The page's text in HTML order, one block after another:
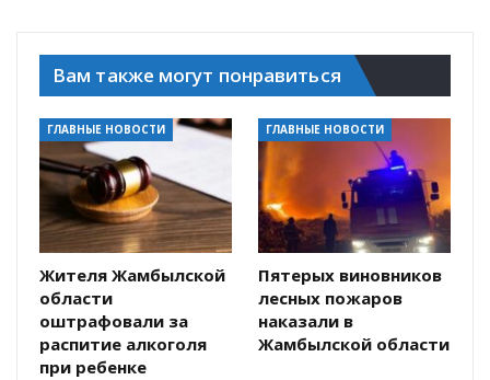
Вам также могут понравиться
ГЛАВНЫЕ НОВОСТИ
Жителя Жамбылской
области
оштрафовали за
распитие алкоголя
при ребенке
ГЛАВНЫЕ НОВОСТИ
Пятерых виновников
лесных пожаров
наказали в
Жамбылской области